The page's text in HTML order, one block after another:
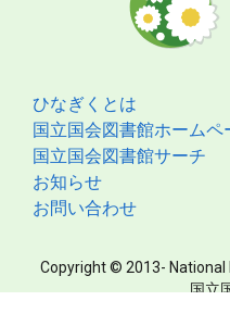
ひなぎくとは
国立国会図書館ホームペ
国立国会図書館サーチ
お知らせ
お問い合わせ
Copyright © 2013- National